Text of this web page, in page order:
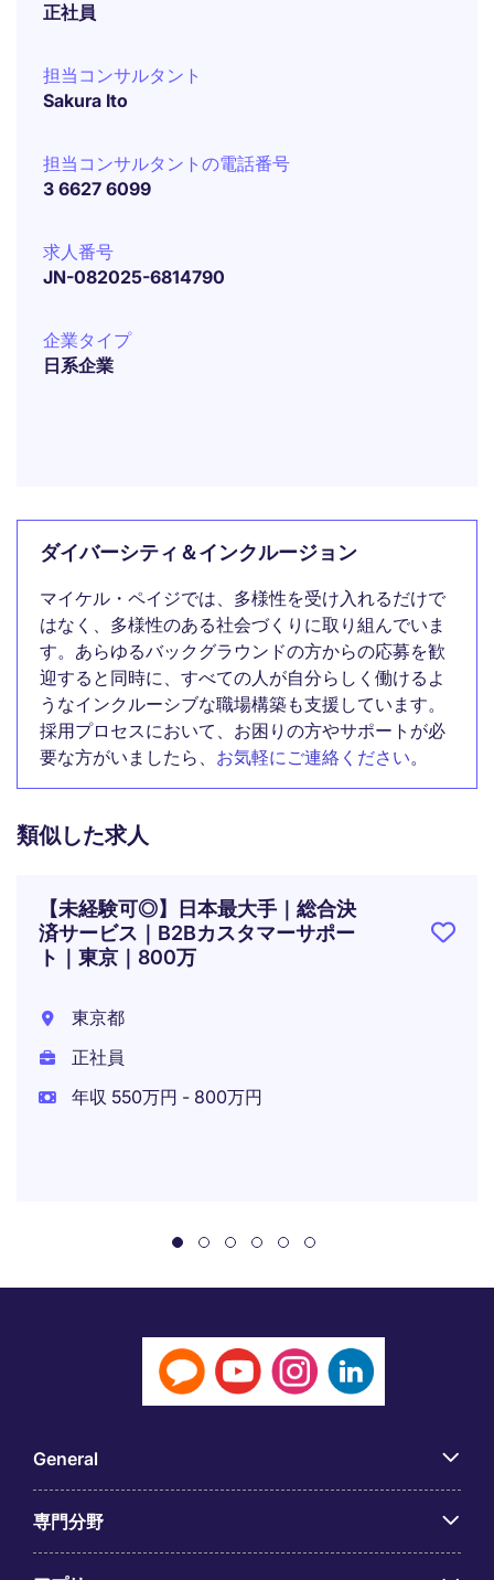
正社員
担当コンサルタント
Sakura Ito
担当コンサルタントの電話番号
3 6627 6099
求人番号
JN-082025-6814790
企業タイプ
日系企業
ダイバーシティ＆インクルージョン
マイケル・ペイジでは、多様性を受け入れるだけで
はなく、多様性のある社会づくりに取り組んでいま
す。あらゆるバックグラウンドの方からの応募を歓
迎すると同時に、すべての人が自分らしく働けるよ
うなインクルーシブな職場構築も支援しています。
採用プロセスにおいて、お困りの方やサポートが必
要な方がいましたら、 お気軽にご連絡ください。
類似した求人
【未経験可◎】日本最大手｜総合決
済サービス｜B2Bカスタマーサポー
ト｜東京｜800万
東京都
正社員
年収 550万円 - 800万円
General
専門分野